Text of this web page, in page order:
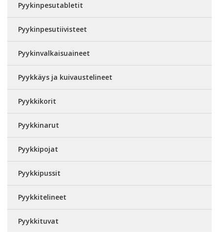
Pyykinpesutabletit
Pyykinpesutiivisteet
Pyykinvalkaisuaineet
Pyykkäys ja kuivaustelineet
Pyykkikorit
Pyykkinarut
Pyykkipojat
Pyykkipussit
Pyykkitelineet
Pyykkituvat